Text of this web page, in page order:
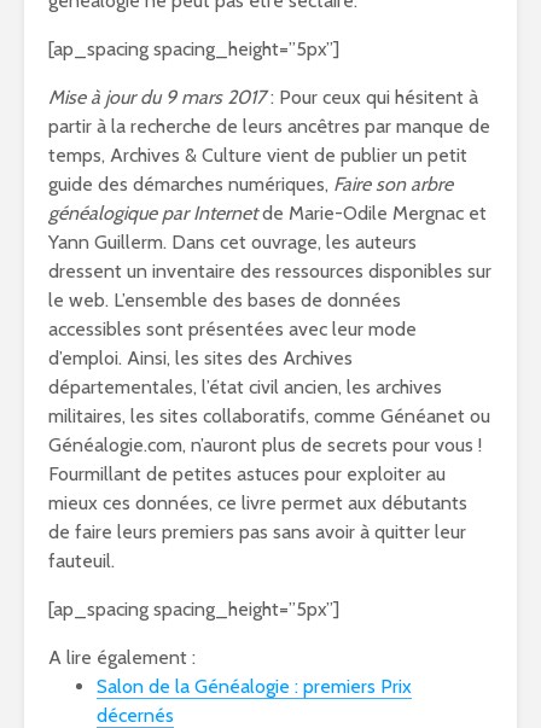
[ap_spacing spacing_height=”5px”]
Mise à jour du 9 mars 2017: Pour ceux qui hésitent à
partir à la recherche de leurs ancêtres par manque de
temps, Archives & Culture vient de publier un petit
guide des démarches numériques, Faire son arbre
généalogique par Internetde Marie-Odile Mergnac et
Yann Guillerm. Dans cet ouvrage, les auteurs
dressent un inventaire des ressources disponibles sur
le web. L’ensemble des bases de données
accessibles sont présentées avec leur mode
d’emploi. Ainsi, les sites des Archives
départementales, l’état civil ancien, les archives
militaires, les sites collaboratifs, comme Généanet ou
Généalogie.com, n’auront plus de secrets pour vous !
Fourmillant de petites astuces pour exploiter au
mieux ces données, ce livre permet aux débutants
de faire leurs premiers pas sans avoir à quitter leur
fauteuil.
[ap_spacing spacing_height=”5px”]
A lire également :
Salon de la Généalogie : premiers Prix
décernés